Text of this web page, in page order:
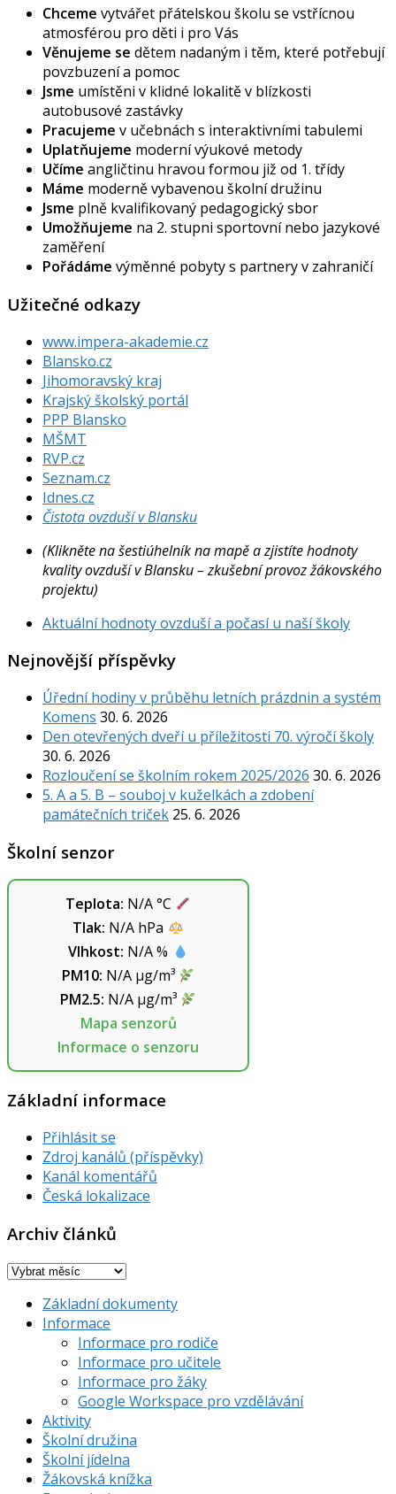
Chceme vytvářet přátelskou školu se vstřícnou
atmosférou pro děti i pro Vás
Věnujeme se dětem nadaným i těm, které potřebují
povzbuzení a pomoc
Jsme umístěni v klidné lokalitě v blízkosti
autobusové zastávky
Pracujeme v učebnách s interaktivními tabulemi
Uplatňujeme moderní výukové metody
Učíme angličtinu hravou formou již od 1. třídy
Máme moderně vybavenou školní družinu
Jsme plně kvalifikovaný pedagogický sbor
Umožňujeme na 2. stupni sportovní nebo jazykové
zaměření
Pořádáme výměnné pobyty s partnery v zahraničí
Užitečné odkazy
www.impera-akademie.cz
Blansko.cz
Jihomoravský kraj
Krajský školský portál
PPP Blansko
MŠMT
RVP.cz
Seznam.cz
Idnes.cz
Čistota ovzduší v Blansku
(Klikněte na šestiúhelník na mapě a zjistíte hodnoty
kvality ovzduší v Blansku – zkušební provoz žákovského
projektu)
Aktuální hodnoty ovzduší a počasí u naší školy
Nejnovější příspěvky
Úřední hodiny v průběhu letních prázdnin a systém
Komens 30. 6. 2026
Den otevřených dveří u příležitosti 70. výročí školy
30. 6. 2026
Rozloučení se školním rokem 2025/2026 30. 6. 2026
5. A a 5. B – souboj v kuželkách a zdobení
památečních triček 25. 6. 2026
Školní senzor
Teplota: N/A°C
Tlak: N/A hPa
Vlhkost: N/A%
PM10: N/Aµg/m³
PM2.5: N/Aµg/m³
Mapa senzorů
Informace o senzoru
Základní informace
Přihlásit se
Zdroj kanálů (příspěvky)
Kanál komentářů
Česká lokalizace
Archiv článků
Archiv
Základní dokumenty
Informace
Informace pro rodiče
Informace pro učitele
Informace pro žáky
Google Workspace pro vzdělávání
Aktivity
Školní družina
Školní jídelna
Žákovská knížka